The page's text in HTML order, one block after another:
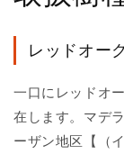
レッドオーク
一口にレッドオ
在します。マデ
ーザン地区【（